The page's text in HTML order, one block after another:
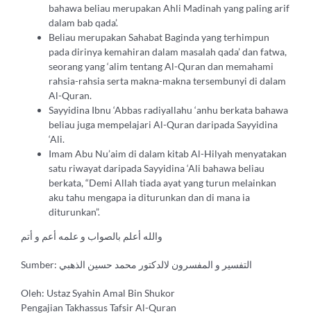
bahawa beliau merupakan Ahli Madinah yang paling arif
dalam bab qada’.
Beliau merupakan Sahabat Baginda yang terhimpun
pada dirinya kemahiran dalam masalah qada’ dan fatwa,
seorang yang ‘alim tentang Al-Quran dan memahami
rahsia-rahsia serta makna-makna tersembunyi di dalam
Al-Quran.
Sayyidina Ibnu ‘Abbas radiyallahu ‘anhu berkata bahawa
beliau juga mempelajari Al-Quran daripada Sayyidina
‘Ali.
Imam Abu Nu’aim di dalam kitab Al-Hilyah menyatakan
satu riwayat daripada Sayyidina ‘Ali bahawa beliau
berkata, “Demi Allah tiada ayat yang turun melainkan
aku tahu mengapa ia diturunkan dan di mana ia
diturunkan”.
والله أعلم بالصواب و علمه أعم و أتم
Sumber: التفسير و المفسرون لالدكتور محمد حسين الذهبي
Oleh: Ustaz Syahin Amal Bin Shukor
Pengajian Takhassus Tafsir Al-Quran